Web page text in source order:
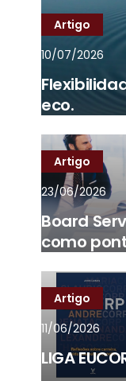
Artigo
10/07/2026
eco.
Artigo
23/06/2026
Board
como
Artigo
11/06/2026
LIGA